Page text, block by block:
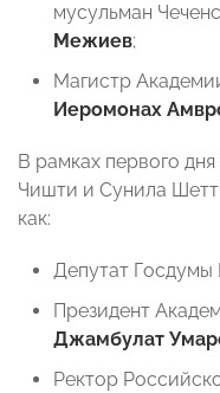
мусульман
Межиев;
Магистр
Иеромонах
В рамках первого
Чишти и Сунила
как:
Депутат
Президент
Джамбулат
Ректор